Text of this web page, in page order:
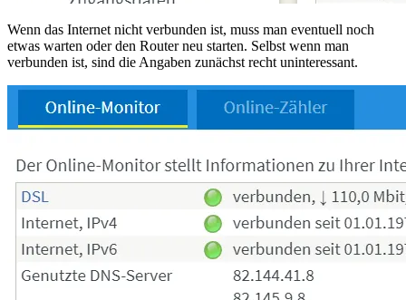
Wenn das Internet nicht verbunden ist, muss man eventuell noch
etwas warten oder den Router neu starten. Selbst wenn man
verbunden ist, sind die Angaben zunächst recht uninteressant.